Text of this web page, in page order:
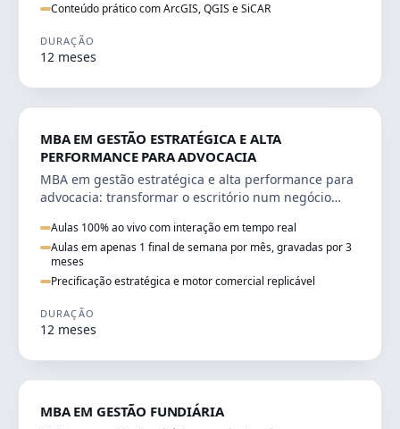
Conteúdo prático com ArcGIS, QGIS e SiCAR
DURAÇÃO
12 meses
MBA EM GESTÃO ESTRATÉGICA E ALTA
PERFORMANCE PARA ADVOCACIA
MBA em gestão estratégica e alta performance para
advocacia: transformar o escritório num negócio
Aulas 100% ao vivo com interação em tempo real
Aulas em apenas 1 final de semana por mês, gravadas por 3
meses
Precificação estratégica e motor comercial replicável
DURAÇÃO
12 meses
MBA EM GESTÃO FUNDIÁRIA